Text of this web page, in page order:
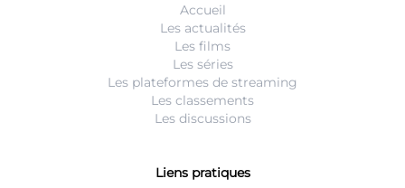
Accueil
Les actualités
Les films
Les séries
Les plateformes de streaming
Les classements
Les discussions
Liens pratiques